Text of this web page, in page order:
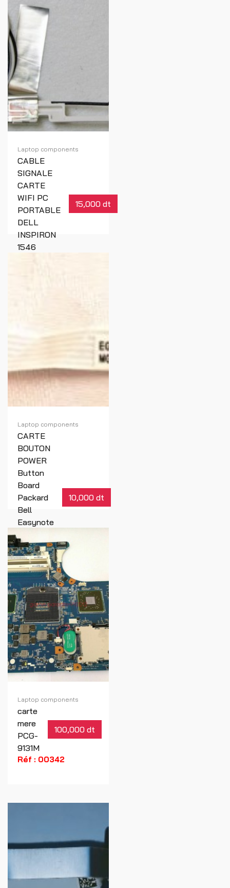
Laptop components
CABLE
SIGNALE
CARTE
WIFI PC
PORTABLE
DELL
INSPIRON
1546
15,000 dt
Laptop components
CARTE
BOUTON
POWER
Button
Board
Packard
Bell
Easynote
MGE
E340285
10,000 dt
Réf : 01242
Laptop components
carte
mere
PCG-
9131M
100,000 dt
Réf : 00342